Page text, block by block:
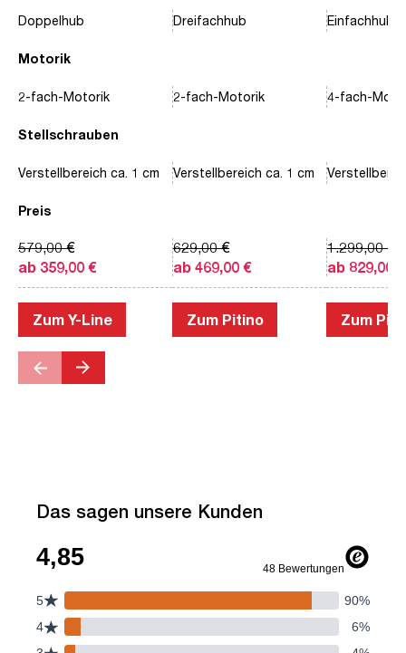
Motorik
Stellschrauben
Preis
Doppelhub
2-fach-Motorik
Verstellbereich ca. 1 cm
ab 359,00 €
579,00 €
Zum Y-Line
Dreifachhub
2-fach-Motorik
Verstellbereich ca. 1 cm
ab 469,00 €
629,00 €
Zum Pitino
Einfachhub
4-fach-
ab 829,00 €
1.299,00 €
Zum
Das sagen unsere Kunden